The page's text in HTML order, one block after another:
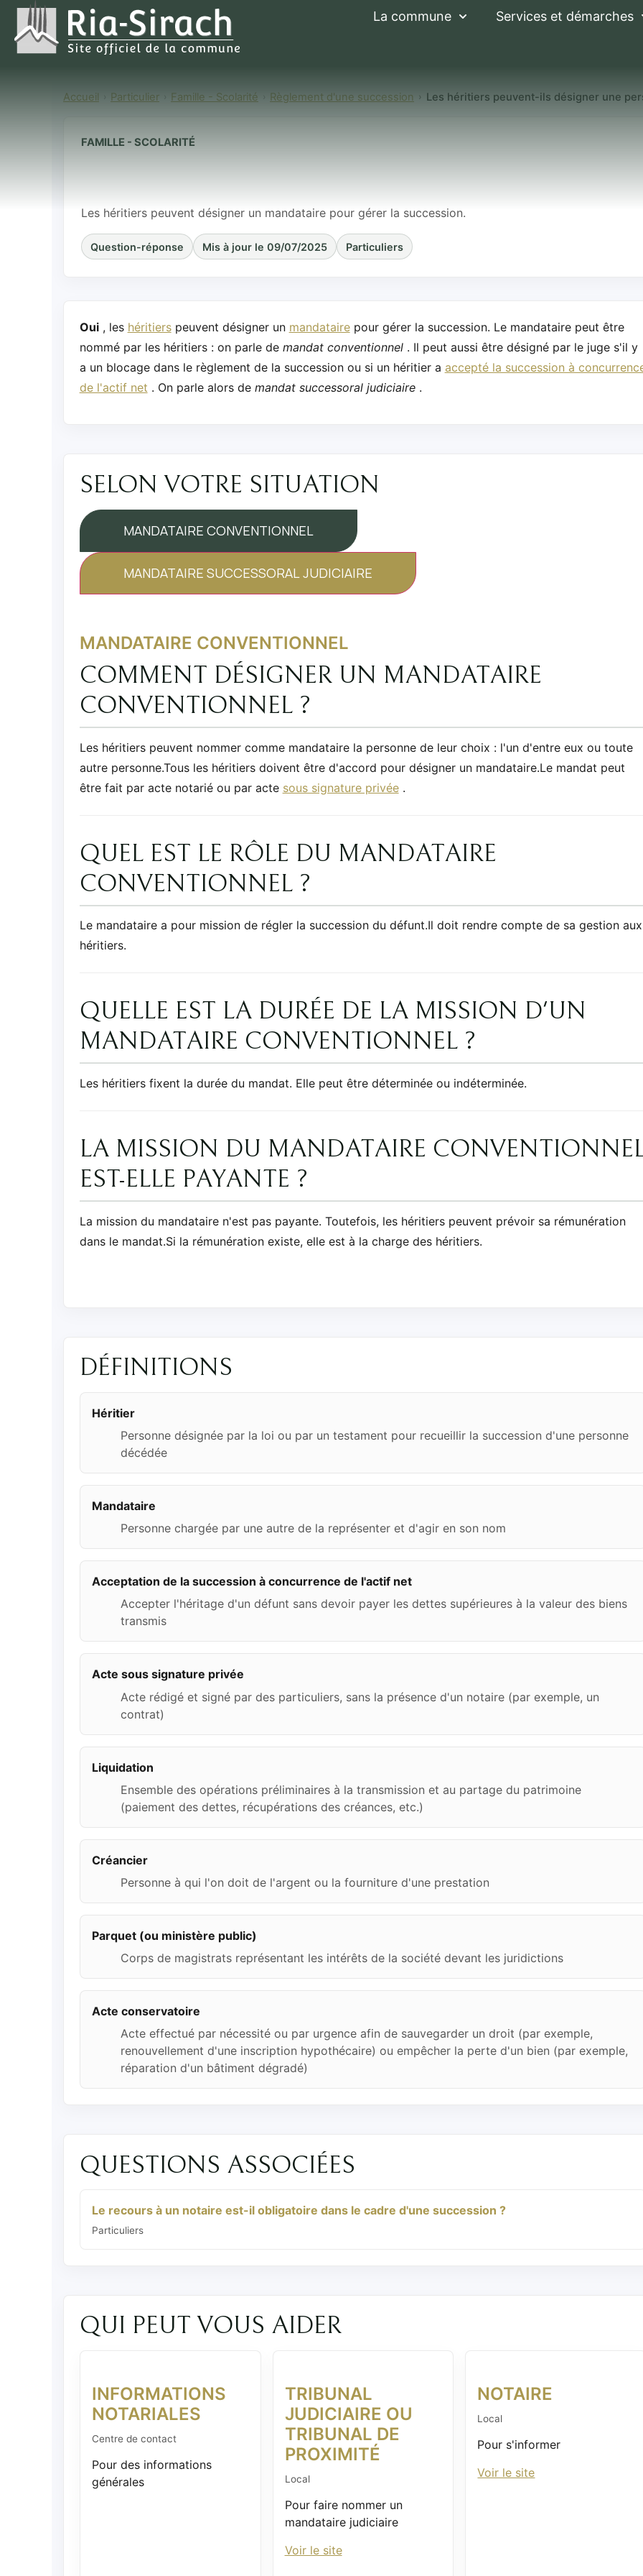
La commune Services et démarches
Accueil Particulier Famille - Scolarité Règlement d'une succession Les héritiers peuvent-ils désigner une
FAMILLE - SCOLARITÉ
Les héritiers peuvent-ils
personne pour gérer la
Les héritiers peuvent désigner un mandataire pour gérer la succession.
Question-réponse Mis à jour le 09/07/2025 Particuliers
Oui, les héritierspeuvent désigner un mandatairepour gérer la succession. Le mandataire peut être
nommé par les héritiers : on parle de mandat conventionnel. Il peut aussi être désigné par le juge s'il y
a un blocage dans le règlement de la succession ou si un héritier a accepté la succession à
de l'actif net . On parle alors de mandat successoral judiciaire.
SELON VOTRE SITUATION
MANDATAIRE CONVENTIONNEL
MANDATAIRE SUCCESSORAL JUDICIAIRE
MANDATAIRE CONVENTIONNEL
COMMENT DÉSIGNER UN MANDATAIRE
CONVENTIONNEL ?
Les héritiers peuvent nommer comme mandataire la personne de leur choix : l'un d'entre eux ou toute
autre personne.Tous les héritiers doivent être d'accord pour désigner un mandataire.Le mandat peut
être fait par acte notarié ou par acte sous signature privée.
QUEL EST LE RÔLE DU MANDATAIRE
CONVENTIONNEL ?
Le mandataire a pour mission de régler la succession du défunt.Il doit rendre compte de sa gestion aux
héritiers.
QUELLE EST LA DURÉE DE LA MISSION D'UN
MANDATAIRE CONVENTIONNEL ?
Les héritiers fixent la durée du mandat. Elle peut être déterminée ou indéterminée.
LA MISSION DU MANDATAIRE
EST-ELLE PAYANTE ?
La mission du mandataire n'est pas payante. Toutefois, les héritiers peuvent prévoir sa rémunération
dans le mandat.Si la rémunération existe, elle est à la charge des héritiers.
DÉFINITIONS
Héritier
Personne désignée par la loi ou par un testament pour recueillir la succession d'une personne
décédée
Mandataire
Personne chargée par une autre de la représenter et d'agir en son nom
Acceptation de la succession à concurrence de l'actif net
Accepter l'héritage d'un défunt sans devoir payer les dettes supérieures à la valeur des biens
transmis
Acte sous signature privée
Acte rédigé et signé par des particuliers, sans la présence d'un notaire (par exemple, un
contrat)
Liquidation
Ensemble des opérations préliminaires à la transmission et au partage du patrimoine
(paiement des dettes, récupérations des créances, etc.)
Créancier
Personne à qui l'on doit de l'argent ou la fourniture d'une prestation
Parquet (ou ministère public)
Corps de magistrats représentant les intérêts de la société devant les juridictions
Acte conservatoire
Acte effectué par nécessité ou par urgence afin de sauvegarder un droit (par exemple,
renouvellement d'une inscription hypothécaire) ou empêcher la perte d'un bien (par exemple,
réparation d'un bâtiment dégradé)
QUESTIONS ASSOCIÉES
Le recours à un notaire est-il obligatoire dans le cadre d'une succession ?
Particuliers
QUI PEUT VOUS AIDER
INFORMATIONS
NOTARIALES
Centre de contact
Pour des informations
générales
TRIBUNAL
JUDICIAIRE OU
TRIBUNAL DE
PROXIMITÉ
Local
Pour faire nommer un
mandataire judiciaire
Voir le site
NOTAIRE
Local
Pour s'informer
Voir le site